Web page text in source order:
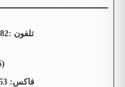
تلفون :4892282 (6) 962+
(6) 962+
فاكس: 4891653 (6) 962+